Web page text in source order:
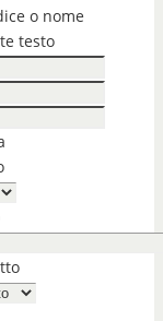
o nome
testo